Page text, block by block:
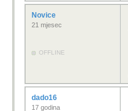
Novice
21 mjesec
OFFLINE
dado16
17 godina